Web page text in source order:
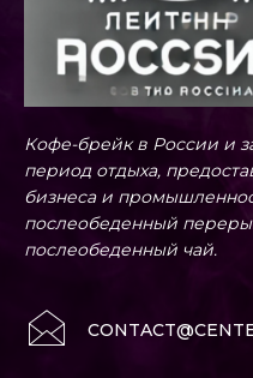
Кофе-брейк в России и
период отдыха,
бизнеса и
послеобеденный
послеобеденный чай.